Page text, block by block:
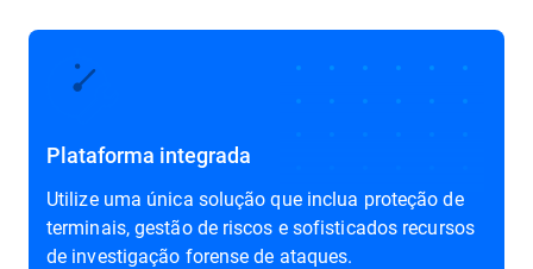
Plataforma integrada
Utilize uma única solução que inclua proteção de
terminais, gestão de riscos e sofisticados recursos
de investigação forense de ataques.